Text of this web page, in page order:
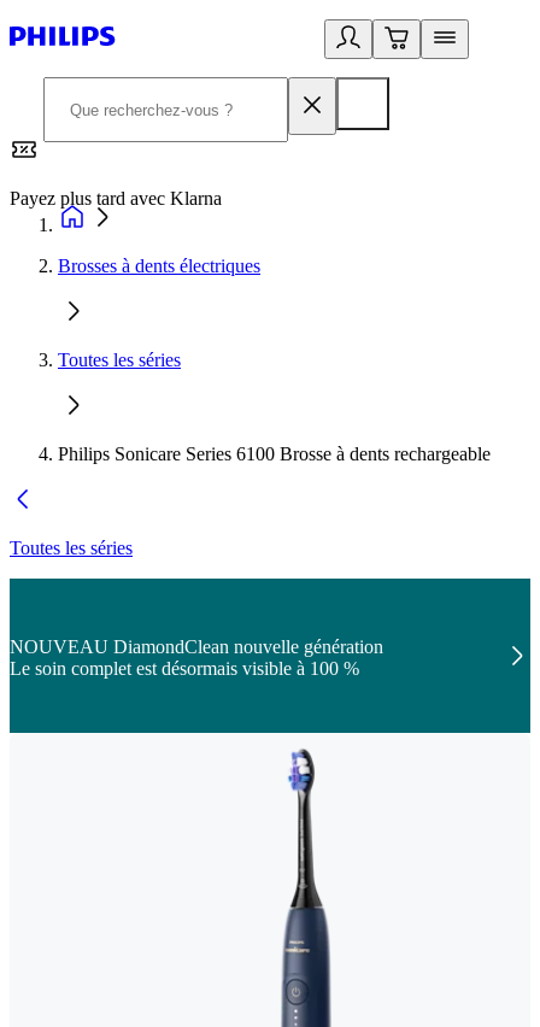
Payez plus tard avec Klarna
Brosses à dents électriques
Toutes les séries
Philips Sonicare Series 6100 Brosse à dents rechargeable
Toutes les séries
NOUVEAU DiamondClean nouvelle génération
Le soin complet est désormais visible à 100 %